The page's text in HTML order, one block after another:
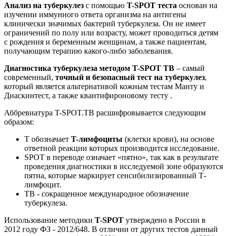
Анализ на туберкулез с помощью T-SPOT теста основан на
изучении иммунного ответа организма на антигены
клинически значимых бактерий туберкулеза. Он не имеет
ограничений по полу или возрасту, может проводиться детям
с рождения и беременным женщинам, а также пациентам,
получающим терапию какого-либо заболевания.
Диагностика туберкулеза методом T-SPOT ТВ – самый
современный, точный и безопасный тест на туберкулез,
который является альтернативой кожным тестам Манту и
Диаскинтест, а также квантифироновому тесту .
Аббревиатура T-SPOT.TB расшифровывается следующим
образом:
T обозначает T-лимфоциты (клетки крови), на основе
ответной реакции которых производится исследование.
SPOT в переводе означает «пятно», так как в результате
проведения диагностики в исследуемой зоне образуются
пятна, которые маркирует сенсибилизированный Т-
лимфоцит.
TB - сокращенное международное обозначение
туберкулеза.
Использование методики T-SPOT утверждено в России в
2012 году ФЗ - 2012/648. В отличии от других тестов данный